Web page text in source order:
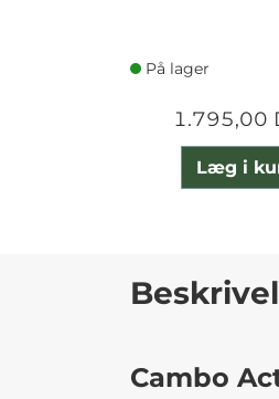
På lager
1.795,00
Læg i
Cambo